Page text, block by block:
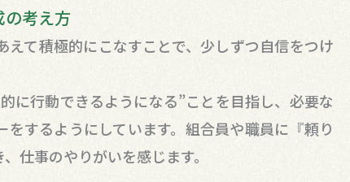
考え方
えて積極的にこなすことで、少しずつ自信をつけ
に行動できるようになる”ことを目指し、必要な
をするようにしています。組合員や職員に『頼り
仕事のやりがいを感じます。